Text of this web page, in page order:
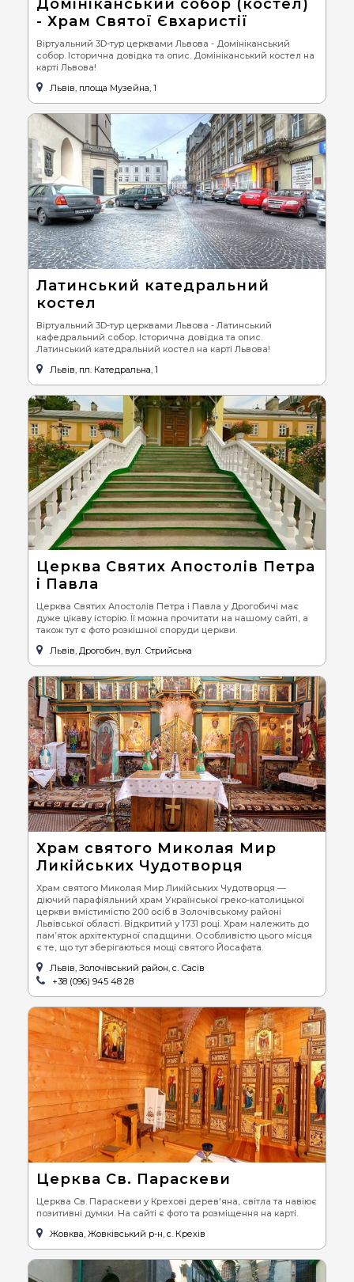
Домініканський собор (костел)
- Храм Святої Євхаристії
Віртуальний 3D-тур церквами Львова - Домініканський
собор. Історична довідка та опис. Домініканський костел на
карті Львова!
Львів, площа Музейна, 1
Латинський катедральний
костел
Віртуальний 3D-тур церквами Львова - Латинський
кафедральний собор. Історична довідка та опис.
Латинський катедральний костел на карті Львова!
Львів, пл. Катедральна, 1
Церква Святих Апостолів Петра
і Павла
Церква Святих Апостолів Петра і Павла у Дрогобичі має
дуже цікаву історію. Її можна прочитати на нашому сайті, а
також тут є фото розкішної споруди церкви.
Львів, Дрогобич, вул. Стрийська
Храм святого Миколая Мир
Ликійських Чудотворця
Храм святого Миколая Мир Ликійських Чудотворця —
діючий парафіяльний храм Української греко-католицької
церкви вмістимістю 200 осіб в Золочівському районі
Львівської області. Відкритий у 1731 році. Храм належить до
пам’яток архітектурної спадщини. Особливістю цього місця
є те, що тут зберігаються мощі святого Йосафата.
Львів, Золочівський район, с. Сасів
+38 (096) 945 48 28
Церква Св. Параскеви
Церква Св. Параскеви у Крехові дерев'яна, світла та навіює
позитивні думки. На сайті є фото та розміщення на карті.
Жовква, Жовківський р-н, с. Крехів